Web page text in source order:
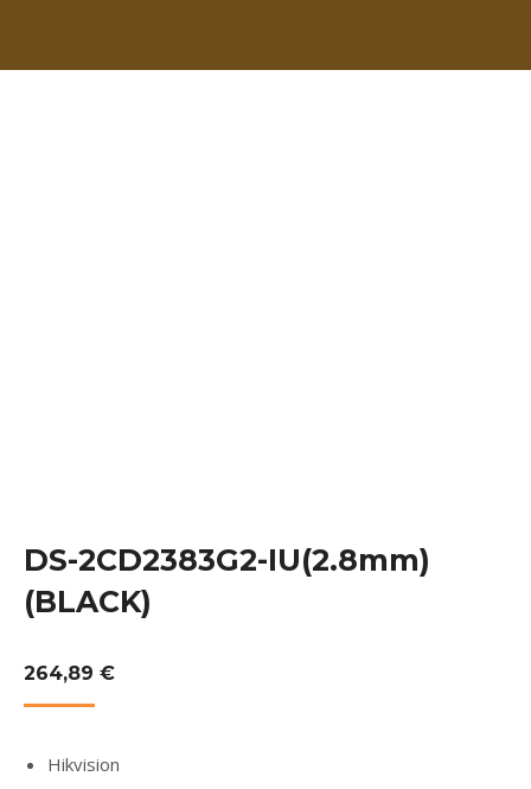
DS-2CD2383G2-IU(2.8mm)
(BLACK)
264,89 €
Hikvision